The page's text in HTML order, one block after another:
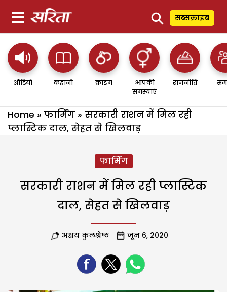
⚲ सब्सक्राइब
ऑडियो कहानी क्राइम
आपकी
समस्याएं
राजनीति
Home » फार्मिंग » सरकारी राशन में मिल रही
प्लास्टिक दाल, सेहत से खिलवाड़
फार्मिंग
सरकारी राशन में मिल रही प्लास्टिक
दाल, सेहत से खिलवाड़
अक्षय कुलश्रेष्ठ जून 6, 2020